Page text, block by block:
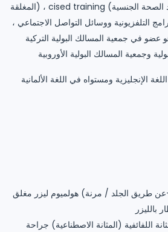
المغلقة) ، cised training (جمعية معهد الصحة الجنسية). ألقى خطابات
التلفزيونية ووسائل التواصل الاجتماعي ،
عضو في جمعية المسالك البولية التركية
الإنجليزية ومستواه في اللغة الألمانية
بالليزر
اللفائفية (المثانة الاصطناعية) جراحة